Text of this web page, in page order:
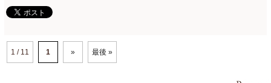
1 / 11 1 » 最後 »